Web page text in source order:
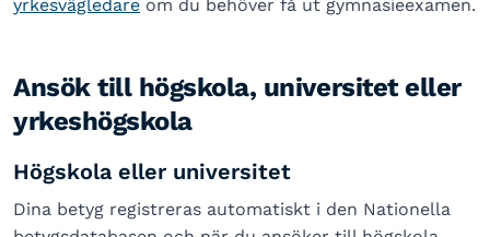
yrkesvägledare om du behöver få ut gymnasieexamen.
Ansök till högskola, universitet eller
yrkeshögskola
Högskola eller universitet
Dina betyg registreras automatiskt i den Nationella